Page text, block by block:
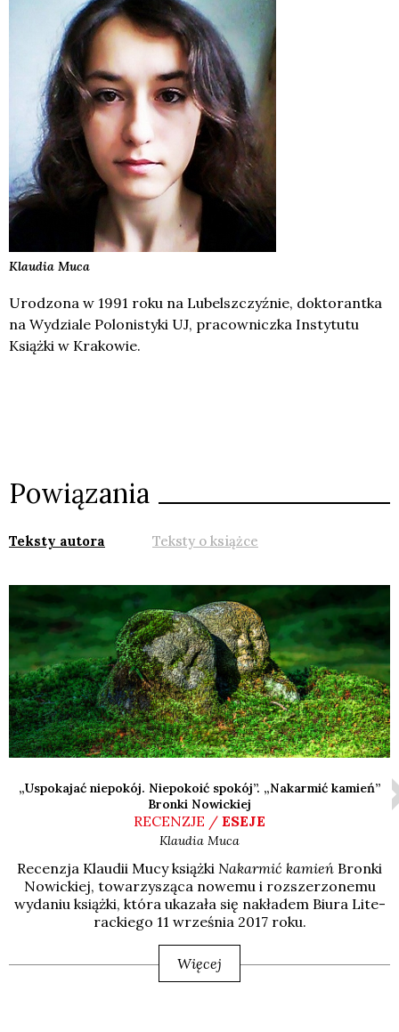
Klaudia Muca
Urodzona w 1991 roku na Lubelszczyźnie, doktorantka
na Wydziale Polonistyki UJ, pracowniczka Instytutu
Książki w Krakowie.
Powiązania
Teksty autora Teksty o książce
„Uspokajać niepokój. Niepokoić spokój”. „Nakarmić kamień”
Bronki Nowickiej
RECENZJE / ESEJE
Klaudia Muca
Recen­zja Klau­dii Mucy książ­ki Nakar­mić kamień Bron­ki
Nowic­kiej, towa­rzy­szą­ca nowe­mu i roz­sze­rzo­ne­mu
wyda­niu książ­ki, któ­ra uka­za­ła się nakła­dem Biu­ra Lite­
rac­kie­go 11 wrze­śnia 2017 roku.
Więcej